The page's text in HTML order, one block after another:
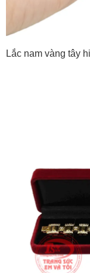
Lắc nam vàng tây